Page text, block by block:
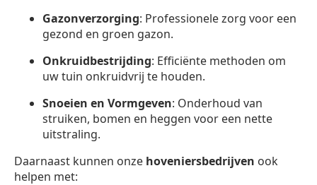
Gazonverzorging: Professionele zorg voor een
gezond en groen gazon.
Onkruidbestrijding: Efficiënte methoden om
uw tuin onkruidvrij te houden.
Snoeien en Vormgeven: Onderhoud van
struiken, bomen en heggen voor een nette
uitstraling.
Daarnaast kunnen onze hoveniersbedrijven ook
helpen met: